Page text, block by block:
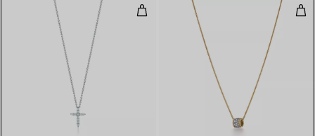
Kreuzanhänger
3 Materialien